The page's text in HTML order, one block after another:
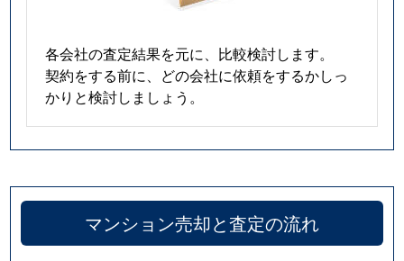
各会社の査定結果を元に、比較検討します。
契約をする前に、どの会社に依頼をするかしっ
かりと検討しましょう。
マンション売却と査定の流れ